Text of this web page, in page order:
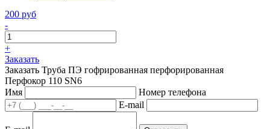
200 руб
-
+
Заказать
Заказать Труба ПЭ гофрированная перфорированная
Перфокор 110 SN6
Имя
Номер телефона
E-mail